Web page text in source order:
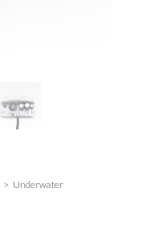
> Underwater